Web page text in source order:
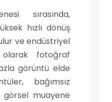
sırasında,
hızlı dönüş
ve endüstriyel
fotoğraf
görüntü elde
bağımsız
muayene